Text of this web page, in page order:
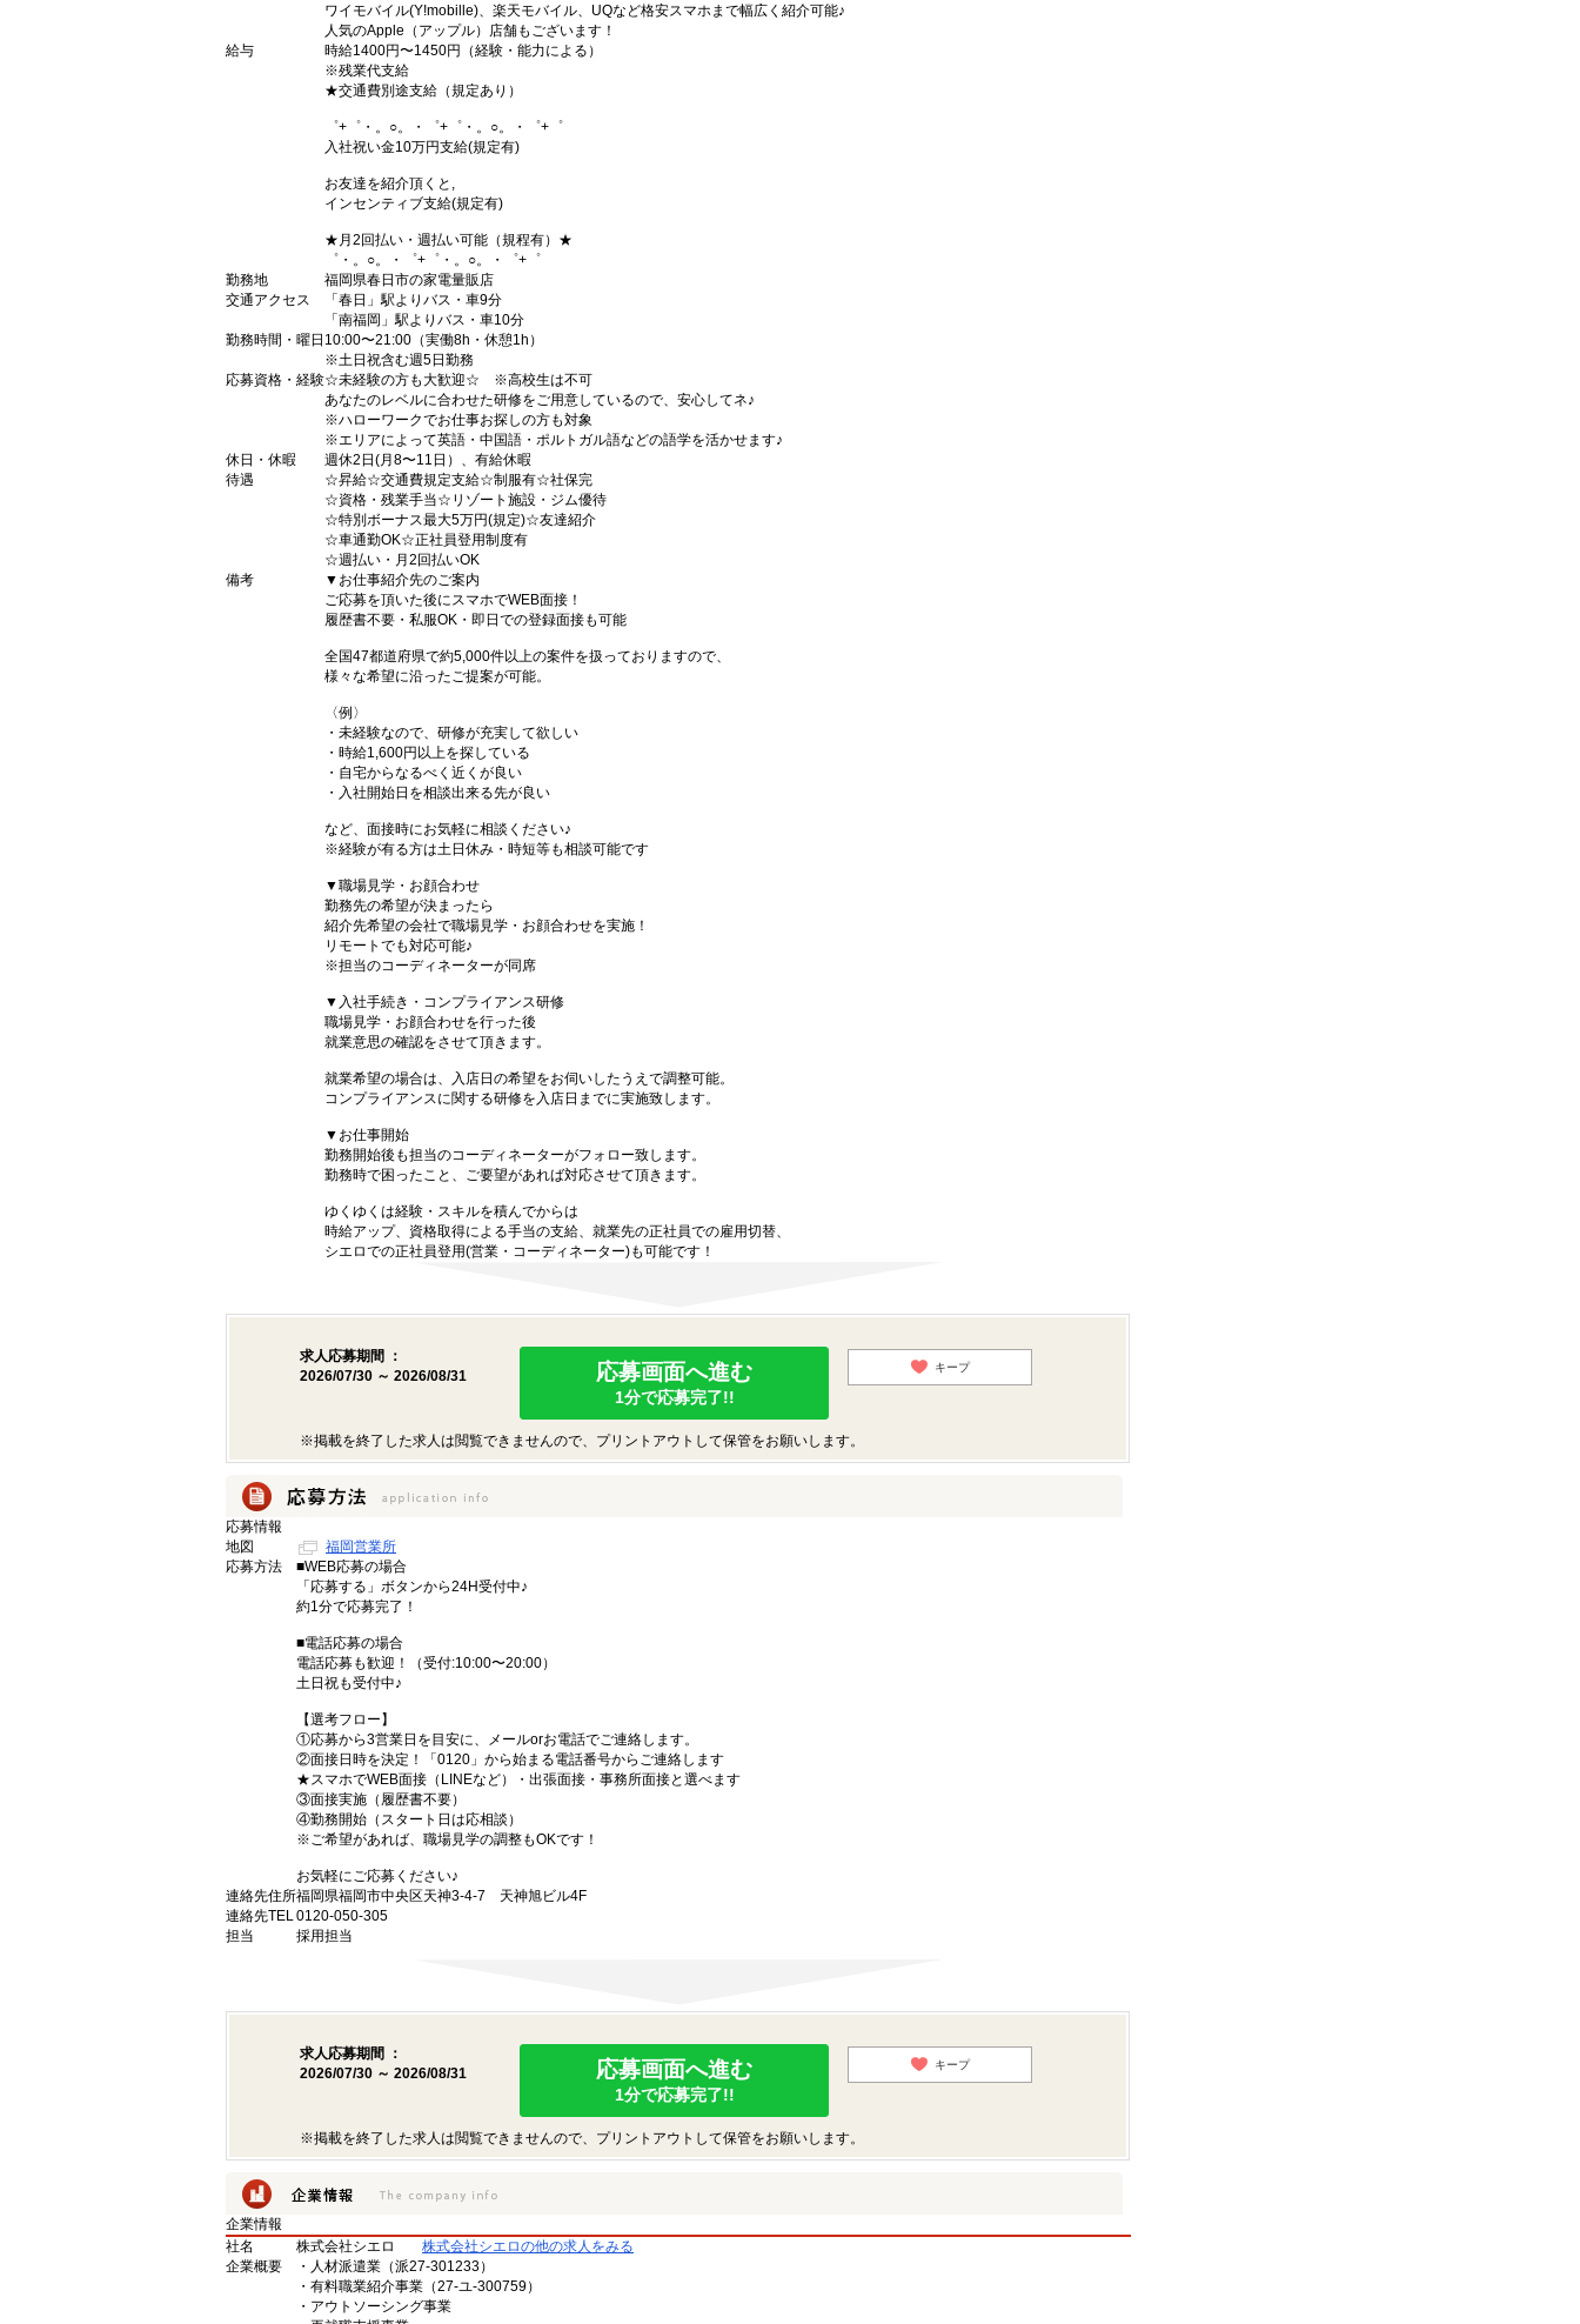
ワイモバイル(Y!mobille)、楽天モバイル、UQなど格安スマホまで幅広く紹介可能♪
人気のApple（アップル）店舗もございます！
給与
時給1400円〜1450円（経験・能力による）
※残業代支給
★交通費別途支給（規定あり）
゜+゜・。○。・゜+゜・。○。・゜+゜
入社祝い金10万円支給(規定有)
お友達を紹介頂くと,
インセンティブ支給(規定有)
★月2回払い・週払い可能（規程有）★
゜・。○。・゜+゜・。○。・゜+゜
勤務地
福岡県春日市の家電量販店
交通アクセス
「春日」駅よりバス・車9分
「南福岡」駅よりバス・車10分
勤務時間・曜日 10:00〜21:00（実働8h・休憩1h）
※土日祝含む週5日勤務
応募資格・経験☆未経験の方も大歓迎☆ ※高校生は不可
あなたのレベルに合わせた研修をご用意しているので、安心してネ♪
※ハローワークでお仕事お探しの方も対象
※エリアによって英語・中国語・ポルトガル語などの語学を活かせます♪
休日・休暇
週休2日(月8〜11日）、有給休暇
待遇
☆昇給☆交通費規定支給☆制服有☆社保完
☆資格・残業手当☆リゾート施設・ジム優待
☆特別ボーナス最大5万円(規定)☆友達紹介
☆車通勤OK☆正社員登用制度有
☆週払い・月2回払いOK
備考
▼お仕事紹介先のご案内
ご応募を頂いた後にスマホでWEB面接！
履歴書不要・私服OK・即日での登録面接も可能
全国47都道府県で約5,000件以上の案件を扱っておりますので、
様々な希望に沿ったご提案が可能。
〈例〉
・未経験なので、研修が充実して欲しい
・時給1,600円以上を探している
・自宅からなるべく近くが良い
・入社開始日を相談出来る先が良い
など、面接時にお気軽に相談ください♪
※経験が有る方は土日休み・時短等も相談可能です
▼職場見学・お顔合わせ
勤務先の希望が決まったら
紹介先希望の会社で職場見学・お顔合わせを実施！
リモートでも対応可能♪
※担当のコーディネーターが同席
▼入社手続き・コンプライアンス研修
職場見学・お顔合わせを行った後
就業意思の確認をさせて頂きます。
就業希望の場合は、入店日の希望をお伺いしたうえで調整可能。
コンプライアンスに関する研修を入店日までに実施致します。
▼お仕事開始
勤務開始後も担当のコーディネーターがフォロー致します。
勤務時で困ったこと、ご要望があれば対応させて頂きます。
ゆくゆくは経験・スキルを積んでからは
時給アップ、資格取得による手当の支給、就業先の正社員での雇用切替、
シエロでの正社員登用(営業・コーディネーター)も可能です！
求人応募期間 ：
2026/07/30 ～ 2026/08/31
応募画面へ進む
1分で応募完了!!
キープ
※掲載を終了した求人は閲覧できませんので、プリントアウトして保管をお願いします。
応募情報
地図
福岡営業所
応募方法
■WEB応募の場合
「応募する」ボタンから24H受付中♪
約1分で応募完了！
■電話応募の場合
電話応募も歓迎！（受付:10:00〜20:00）
土日祝も受付中♪
【選考フロー】
①応募から3営業日を目安に、メールorお電話でご連絡します。
②面接日時を決定！「0120」から始まる電話番号からご連絡します
★スマホでWEB面接（LINEなど）・出張面接・事務所面接と選べます
③面接実施（履歴書不要）
④勤務開始（スタート日は応相談）
※ご希望があれば、職場見学の調整もOKです！
お気軽にご応募ください♪
連絡先住所福岡県福岡市中央区天神3-4-7 天神旭ビル4F
連絡先TEL0120-050-305
担当
採用担当
求人応募期間 ：
2026/07/30 ～ 2026/08/31
応募画面へ進む
1分で応募完了!!
キープ
※掲載を終了した求人は閲覧できませんので、プリントアウトして保管をお願いします。
企業情報
社名
株式会社シエロ
株式会社シエロの他の求人をみる
企業概要
・人材派遣業（派27-301233）
・有料職業紹介事業（27-ユ-300759）
・アウトソーシング事業